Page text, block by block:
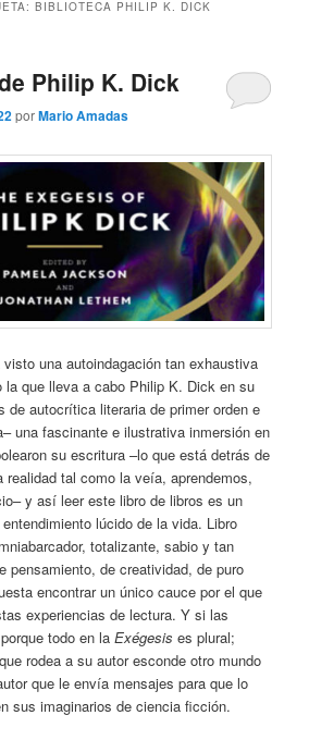
BIBLIOTECA PHILIP K. DICK
Philip K. Dick
porMario Amadas
una autoindagación tan exhaustiva
la que lleva a cabo Philip K. Dick en su
de autocrítica literaria de primer orden e
una fascinante e ilustrativa inmersión en
su escritura –lo que está detrás de
tal como la veía, aprendemos,
y así leer este libro de libros es un
lúcido de la vida. Libro
totalizante, sabio y tan
pensamiento, de creatividad, de puro
encontrar un único cauce por el que
experiencias de lectura. Y si las
todo en laExégesis es plural;
rodea a su autor esconde otro mundo
que le envía mensajes para que lo
sus imaginarios de ciencia ficción.